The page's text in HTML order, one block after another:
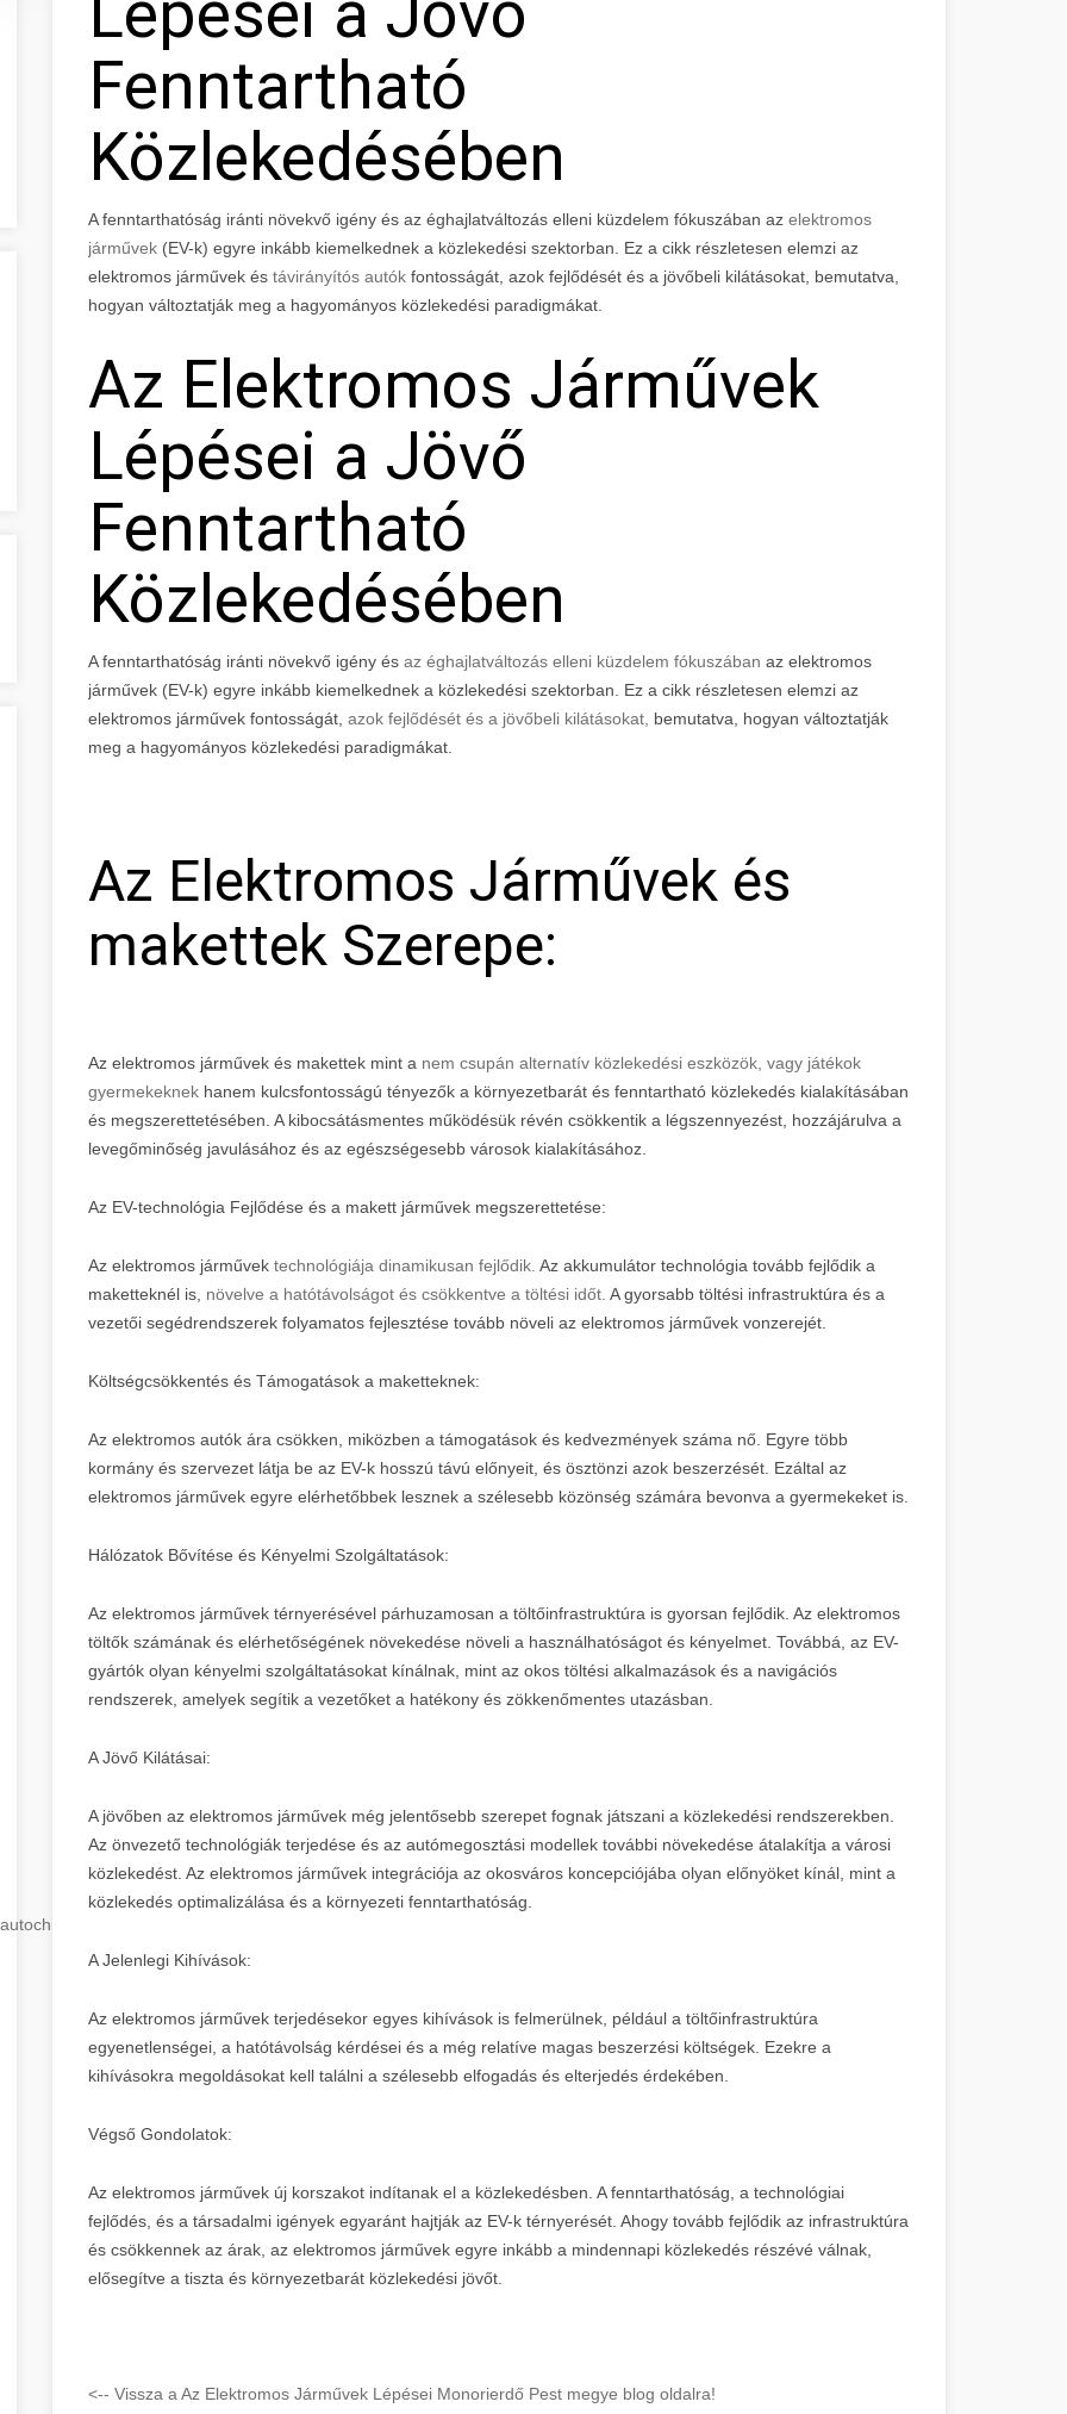
Fenntartható
Közlekedésében
A fenntarthatóság iránti növekvő igény és az éghajlatváltozás elleni küzdelem fókuszában az elektromos
járművek (EV-k) egyre inkább kiemelkednek a közlekedési szektorban. Ez a cikk részletesen elemzi az
elektromos járművek és távirányítós autók fontosságát, azok fejlődését és a jövőbeli kilátásokat, bemutatva,
hogyan változtatják meg a hagyományos közlekedési paradigmákat.
Az Elektromos Járművek
Lépései a Jövő
Fenntartható
Közlekedésében
A fenntarthatóság iránti növekvő igény és az éghajlatváltozás elleni küzdelem fókuszában az elektromos
járművek (EV-k) egyre inkább kiemelkednek a közlekedési szektorban. Ez a cikk részletesen elemzi az
elektromos járművek fontosságát, azok fejlődését és a jövőbeli kilátásokat, bemutatva, hogyan változtatják
meg a hagyományos közlekedési paradigmákat.
Az Elektromos Járművek és
makettek Szerepe:
Az elektromos járművek és makettek mint a nem csupán alternatív közlekedési eszközök, vagy játékok
gyermekeknek hanem kulcsfontosságú tényezők a környezetbarát és fenntartható közlekedés kialakításában
és megszerettetésében. A kibocsátásmentes működésük révén csökkentik a légszennyezést, hozzájárulva a
levegőminőség javulásához és az egészségesebb városok kialakításához.
Az EV-technológia Fejlődése és a makett járművek megszerettetése:
Az elektromos járművek technológiája dinamikusan fejlődik. Az akkumulátor technológia tovább fejlődik a
maketteknél is, növelve a hatótávolságot és csökkentve a töltési időt. A gyorsabb töltési infrastruktúra és a
vezetői segédrendszerek folyamatos fejlesztése tovább növeli az elektromos járművek vonzerejét.
Költségcsökkentés és Támogatások a maketteknek:
Az elektromos autók ára csökken, miközben a támogatások és kedvezmények száma nő. Egyre több
kormány és szervezet látja be az EV-k hosszú távú előnyeit, és ösztönzi azok beszerzését. Ezáltal az
elektromos járművek egyre elérhetőbbek lesznek a szélesebb közönség számára bevonva a gyermekeket is.
Hálózatok Bővítése és Kényelmi Szolgáltatások:
Az elektromos járművek térnyerésével párhuzamosan a töltőinfrastruktúra is gyorsan fejlődik. Az elektromos
töltők számának és elérhetőségének növekedése növeli a használhatóságot és kényelmet. Továbbá, az EV-
gyártók olyan kényelmi szolgáltatásokat kínálnak, mint az okos töltési alkalmazások és a navigációs
rendszerek, amelyek segítik a vezetőket a hatékony és zökkenőmentes utazásban.
A Jövő Kilátásai:
A jövőben az elektromos járművek még jelentősebb szerepet fognak játszani a közlekedési rendszerekben.
Az önvezető technológiák terjedése és az autómegosztási modellek további növekedése átalakítja a városi
közlekedést. Az elektromos járművek integrációja az okosváros koncepciójába olyan előnyöket kínál, mint a
közlekedés optimalizálása és a környezeti fenntarthatóság.
A Jelenlegi Kihívások:
Az elektromos járművek terjedésekor egyes kihívások is felmerülnek, például a töltőinfrastruktúra
egyenetlenségei, a hatótávolság kérdései és a még relatíve magas beszerzési költségek. Ezekre a
kihívásokra megoldásokat kell találni a szélesebb elfogadás és elterjedés érdekében.
Végső Gondolatok:
Az elektromos járművek új korszakot indítanak el a közlekedésben. A fenntarthatóság, a technológiai
fejlődés, és a társadalmi igények egyaránt hajtják az EV-k térnyerését. Ahogy tovább fejlődik az infrastruktúra
és csökkennek az árak, az elektromos járművek egyre inkább a mindennapi közlekedés részévé válnak,
elősegítve a tiszta és környezetbarát közlekedési jövőt.
<-- Vissza a Az Elektromos Járművek Lépései Monorierdő Pest megye blog oldalra!